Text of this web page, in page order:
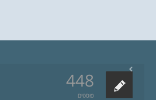
448
פוסטים